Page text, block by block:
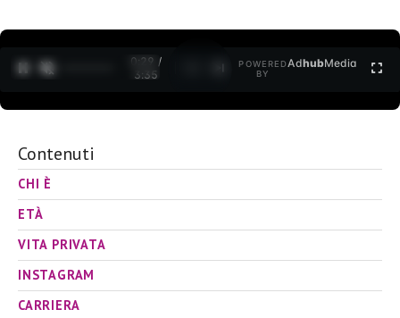
0:30 /
3:35
POWERED
BY
AdhubMedia
Contenuti
CHI È
ETÀ
VITA PRIVATA
INSTAGRAM
CARRIERA